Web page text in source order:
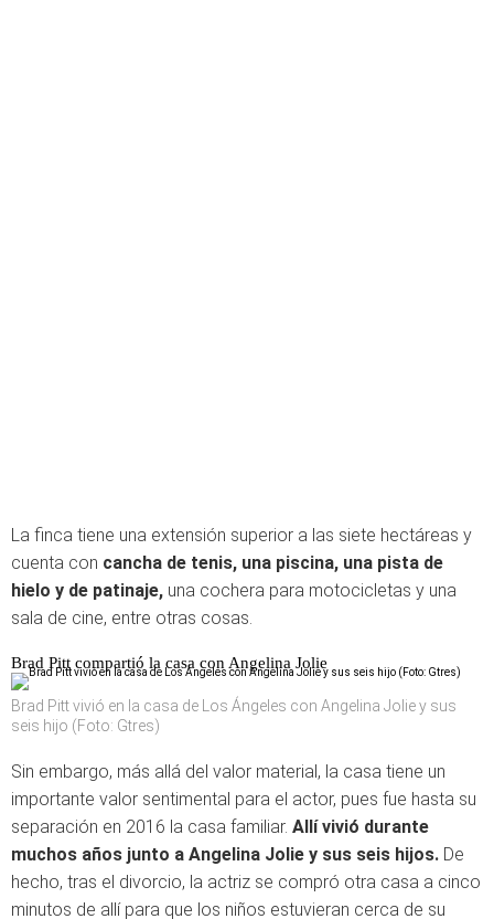
La finca tiene una extensión superior a las siete hectáreas y
cuenta con cancha de tenis, una piscina, una pista de
hielo y de patinaje, una cochera para motocicletas y una
sala de cine, entre otras cosas.
Brad Pitt compartió la casa con Angelina Jolie
Brad Pitt vivió en la casa de Los Ángeles con Angelina Jolie y sus
seis hijo (Foto: Gtres)
Sin embargo, más allá del valor material, la casa tiene un
importante valor sentimental para el actor, pues fue hasta su
separación en 2016 la casa familiar. Allí vivió durante
muchos años junto a Angelina Jolie y sus seis hijos. De
hecho, tras el divorcio, la actriz se compró otra casa a cinco
minutos de allí para que los niños estuvieran cerca de su